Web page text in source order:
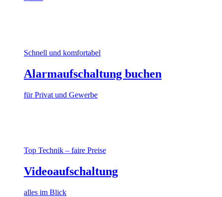
Schnell und komfortabel
Alarmaufschaltung buchen
für Privat und Gewerbe
Top Technik – faire Preise
Videoaufschaltung
alles im Blick